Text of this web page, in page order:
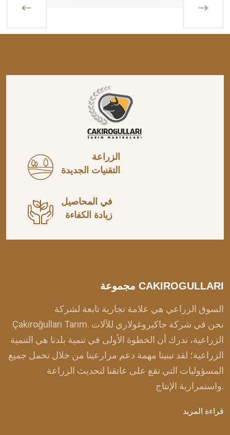
الزراعة
التقنيات الجديدة
في المحاصيل
زيادة الكفاءة
مجموعة CAKIROGULLARI
السوق الزراعي هي علامة تجارية تابعة لشركة
Çakıroğulları Tarım. نحن في شركة جاكيروغولاري للآلات
الزراعية، ندرك أن الخطوة الأولى في تنمية بلدنا هي التنمية
الزراعية؛ لقد تبنينا مهمة دعم مزارعينا من خلال تحمل جميع
المسؤوليات التي تقع على عاتقنا لتحديث الزراعة
واستمرارية الإنتاج.
قراءة المزيد